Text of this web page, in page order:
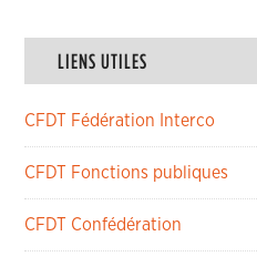
LIENS UTILES
CFDT Fédération Interco
CFDT Fonctions publiques
CFDT Confédération